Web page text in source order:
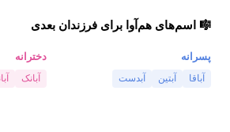
🎼 اسم‌های هم‌آوا برای فرزندان بعدی
پسرانه
آباقا آبتین آبدست
دخترانه
آبانک